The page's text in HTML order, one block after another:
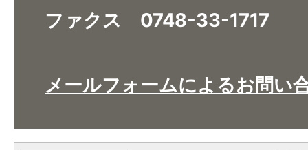
ファクス 0748-33-1717
メールフォームによるお問い